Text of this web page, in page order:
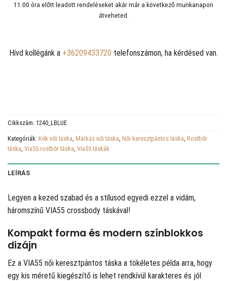
11:00 óra előtt leadott rendeléseket akár már a következő munkanapon
átveheted.
Hívd kollégánk a +36209433720 telefonszámon, ha kérdésed van.
Cikkszám: 1240_LBLUE
Kategóriák: Kék női táska, Márkás női táska, Női keresztpántos táska, Rostbőr
táska, Via55 rostbőr táska, Via55 táskák
LEÍRÁS
Legyen a kezed szabad és a stílusod egyedi ezzel a vidám,
háromszínű VIA55 crossbody táskával!
Kompakt forma és modern színblokkos
dizájn
Ez a VIA55 női keresztpántos táska a tökéletes példa arra, hogy
egy kis méretű kiegészítő is lehet rendkívül karakteres és jól